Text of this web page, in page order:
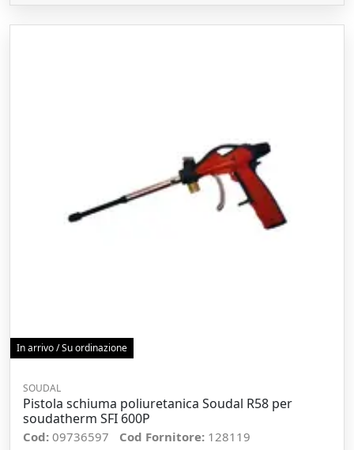
In arrivo / Su ordinazione
SOUDAL
Pistola schiuma poliuretanica Soudal R58 per
soudatherm SFI 600P
Cod: 09736597 Cod Fornitore: 128119